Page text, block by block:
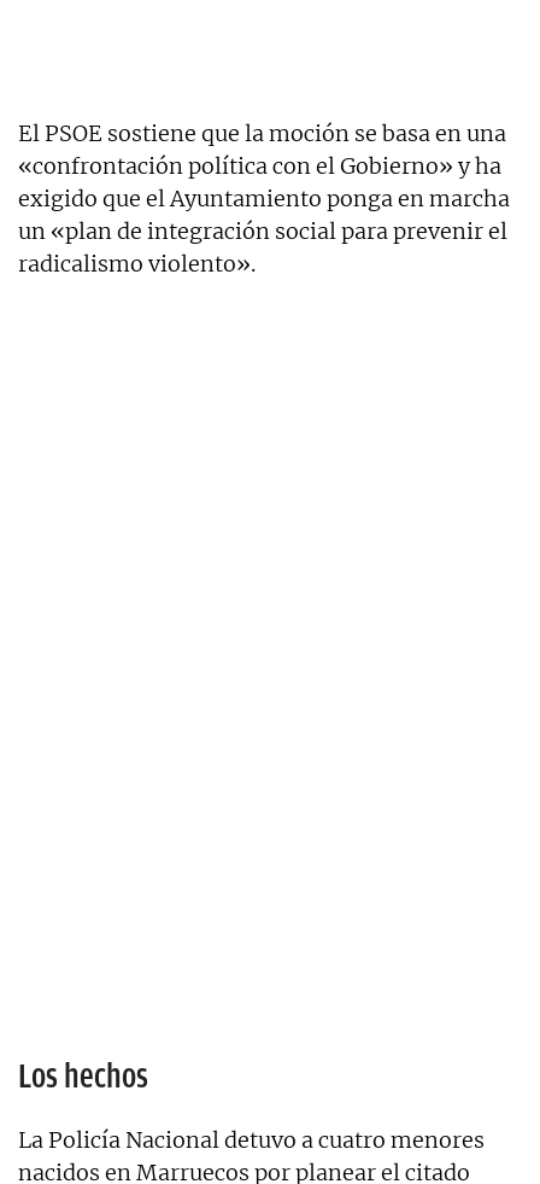
El PSOE sostiene que la moción se basa en una
«confrontación política con el Gobierno» y ha
exigido que el Ayuntamiento ponga en marcha
un «plan de integración social para prevenir el
radicalismo violento».
Los hechos
La Policía Nacional detuvo a cuatro menores
nacidos en Marruecos por planear el citado